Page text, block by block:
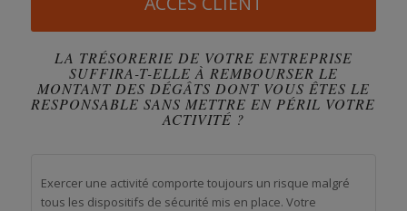
LA TRÉSORERIE DE VOTRE ENTREPRISE
SUFFIRA-T-ELLE À REMBOURSER LE
MONTANT DES DÉGÂTS DONT VOUS ÊTES LE
RESPONSABLE SANS METTRE EN PÉRIL VOTRE
ACTIVITÉ ?
Exercer une activité comporte toujours un risque malgré
tous les dispositifs de sécurité mis en place. Votre